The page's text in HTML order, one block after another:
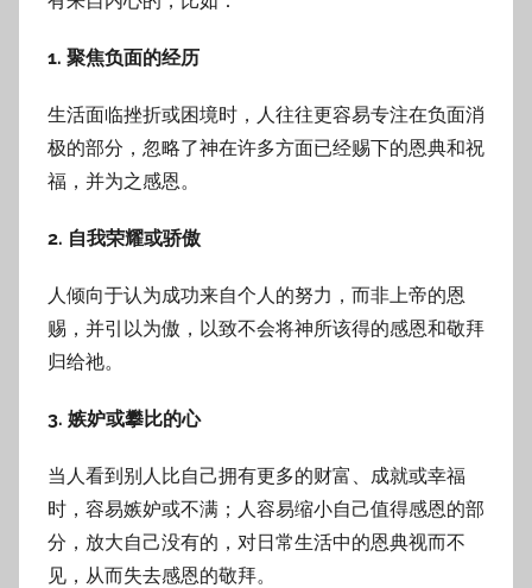
1. 聚焦负面的经历
生活面临挫折或困境时，人往往更容易专注在负面消
极的部分，忽略了神在许多方面已经赐下的恩典和祝
福，并为之感恩。
2. 自我荣耀或骄傲
人倾向于认为成功来自个人的努力，而非上帝的恩
赐，并引以为傲，以致不会将神所该得的感恩和敬拜
归给祂。
3. 嫉妒或攀比的心
当人看到别人比自己拥有更多的财富、成就或幸福
时，容易嫉妒或不满；人容易缩小自己值得感恩的部
分，放大自己没有的，对日常生活中的恩典视而不
见，从而失去感恩的敬拜。